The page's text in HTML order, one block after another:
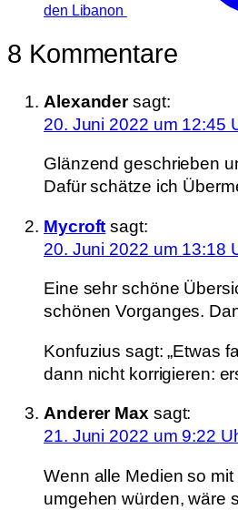
den Libanon
8 Kommentare
Alexander sagt:
20. Juni 2022 um 12:45
Glänzend geschrieben
Dafür schätze ich
Mycroft sagt:
20. Juni 2022 um 13:18
Eine sehr schöne
schönen Vorganges.
Konfuzius sagt: „Etwas
dann nicht korrigieren:
Anderer Max sagt:
21. Juni 2022 um 9:22
Wenn alle Medien so mit
umgehen würden, wäre